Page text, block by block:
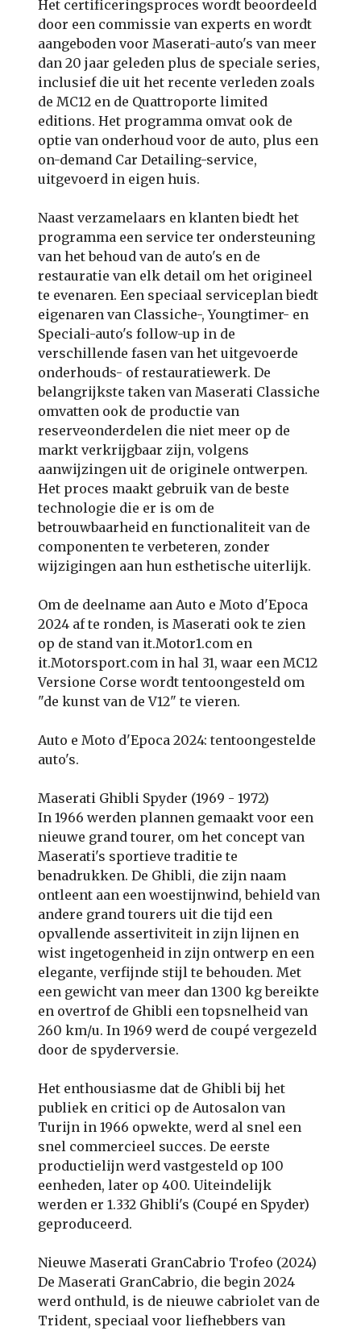
Het certificeringsproces wordt beoordeeld
door een commissie van experts en wordt
aangeboden voor Maserati-auto's van meer
dan 20 jaar geleden plus de speciale series,
inclusief die uit het recente verleden zoals
de MC12 en de Quattroporte limited
editions. Het programma omvat ook de
optie van onderhoud voor de auto, plus een
on-demand Car Detailing-service,
uitgevoerd in eigen huis.
Naast verzamelaars en klanten biedt het
programma een service ter ondersteuning
van het behoud van de auto's en de
restauratie van elk detail om het origineel
te evenaren. Een speciaal serviceplan biedt
eigenaren van Classiche-, Youngtimer- en
Speciali-auto's follow-up in de
verschillende fasen van het uitgevoerde
onderhouds- of restauratiewerk. De
belangrijkste taken van Maserati Classiche
omvatten ook de productie van
reserveonderdelen die niet meer op de
markt verkrijgbaar zijn, volgens
aanwijzingen uit de originele ontwerpen.
Het proces maakt gebruik van de beste
technologie die er is om de
betrouwbaarheid en functionaliteit van de
componenten te verbeteren, zonder
wijzigingen aan hun esthetische uiterlijk.
Om de deelname aan Auto e Moto d'Epoca
2024 af te ronden, is Maserati ook te zien
op de stand van it.Motor1.com en
it.Motorsport.com in hal 31, waar een MC12
Versione Corse wordt tentoongesteld om
"de kunst van de V12" te vieren.
Auto e Moto d'Epoca 2024: tentoongestelde
auto's.
Maserati Ghibli Spyder (1969 - 1972)
In 1966 werden plannen gemaakt voor een
nieuwe grand tourer, om het concept van
Maserati's sportieve traditie te
benadrukken. De Ghibli, die zijn naam
ontleent aan een woestijnwind, behield van
andere grand tourers uit die tijd een
opvallende assertiviteit in zijn lijnen en
wist ingetogenheid in zijn ontwerp en een
elegante, verfijnde stijl te behouden. Met
een gewicht van meer dan 1300 kg bereikte
en overtrof de Ghibli een topsnelheid van
260 km/u. In 1969 werd de coupé vergezeld
door de spyderversie.
Het enthousiasme dat de Ghibli bij het
publiek en critici op de Autosalon van
Turijn in 1966 opwekte, werd al snel een
snel commercieel succes. De eerste
productielijn werd vastgesteld op 100
eenheden, later op 400. Uiteindelijk
werden er 1.332 Ghibli's (Coupé en Spyder)
geproduceerd.
Nieuwe Maserati GranCabrio Trofeo (2024)
De Maserati GranCabrio, die begin 2024
werd onthuld, is de nieuwe cabriolet van de
Trident, speciaal voor liefhebbers van